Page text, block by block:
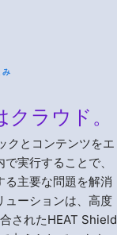
ラウド。
とコンテンツをエ
実行することで、
る主要な問題を解消
ューションは、高度
されたHEAT Shield